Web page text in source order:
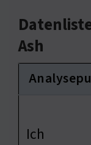
Ash
Ich